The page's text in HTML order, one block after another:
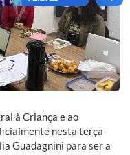
à Criança e ao
nesta terça-
Guadagnini para ser a